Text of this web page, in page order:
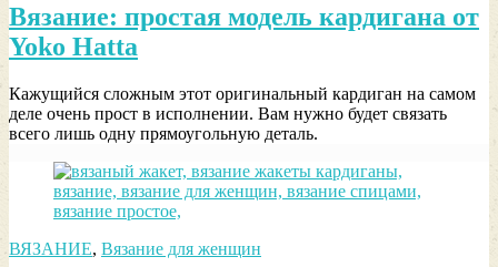
Вязание: простая модель кардигана от
Yoko Hatta
Кажущийся сложным этот оригинальный кардиган на самом
деле очень прост в исполнении. Вам нужно будет связать
всего лишь одну прямоугольную деталь.
ВЯЗАНИЕ, Вязание для женщин